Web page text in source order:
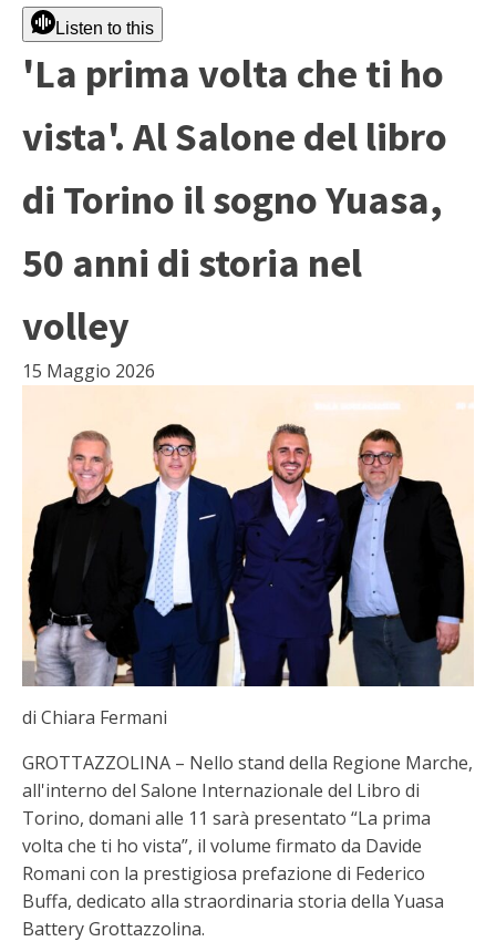
Listen to this
'La prima volta che ti ho
vista'. Al Salone del libro
di Torino il sogno Yuasa,
50 anni di storia nel
volley
15 Maggio 2026
di Chiara Fermani
GROTTAZZOLINA – Nello stand della Regione Marche,
all'interno del Salone Internazionale del Libro di
Torino, domani alle 11 sarà presentato “La prima
volta che ti ho vista”, il volume firmato da Davide
Romani con la prestigiosa prefazione di Federico
Buffa, dedicato alla straordinaria storia della Yuasa
Battery Grottazzolina.